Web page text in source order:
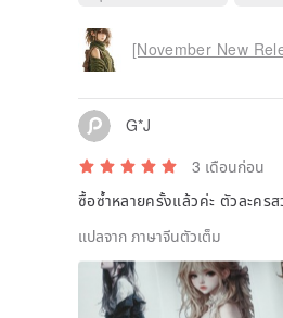
[November New
G*J
3 เดือนก่อน
ซื้อซ้ำหลายครั้งแล้วค่ะ ตัวละคร
แปลจาก ภาษาจีนตัวเต็ม